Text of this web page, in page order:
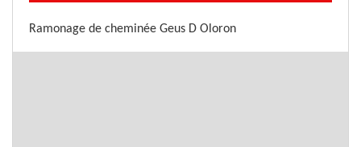
Ramonage de cheminée Geus D Oloron